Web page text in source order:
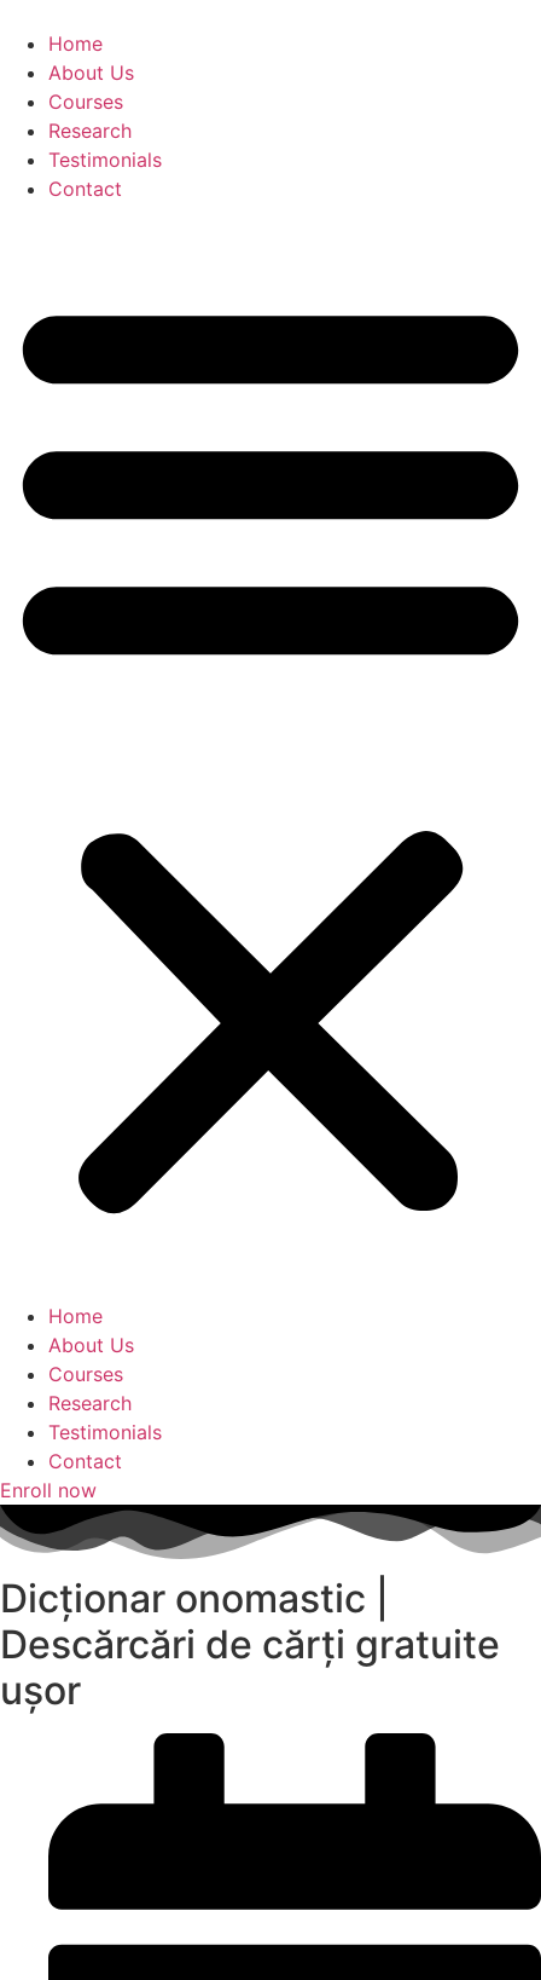
content
Home
About Us
Courses
Research
Testimonials
Contact
Home
About Us
Courses
Research
Testimonials
Contact
Enroll now
Dicționar onomastic |
Descărcări de cărți gratuite
ușor